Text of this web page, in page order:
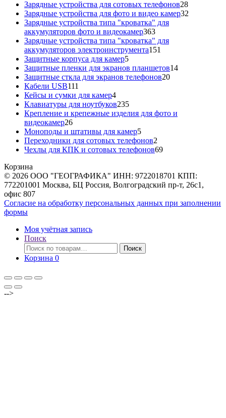
товаров
Зарядные устройства для сотовых телефонов2828
товаров
Зарядные устройства для фото и видео камер32
Зарядные устройства типа "кроватка" для
аккумуляторов фото и видеокамер363363
товара
Зарядные устройства типа "кроватка" для
аккумуляторов электроинструмента151
Защитные корпуса для камер55
товаров
Защитные пленки для экранов планшетов1414
Защитные сткла для экранов телефонов2020
Кабели USB111
товаров
Кейсы и сумки для камер44
товара
Клавиатуры для ноутбуков235235
товаров
Крепление и крепежные изделия для фото и
видеокамер2626
товаров
Моноподы и штативы для камер55
товаров
Переходники для сотовых телефонов2
товара
Чехлы для КПК и сотовых телефонов6969
Корзина
© 2026 ООО "ГЕОГРАФИКА" ИНН: 9722018701 КПП:
772201001 Москва, БЦ Россия, Волгоградский пр-т, 26с1,
офис 807
Согласие на обработку персональных данных при заполнении
формы
Моя учётная запись
Поиск
Искать:
Поиск
Корзина 0
-->